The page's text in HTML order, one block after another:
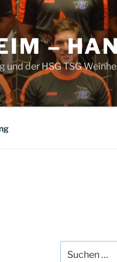
–
der HSG TSG
nach: